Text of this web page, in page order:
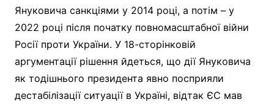
Януковича санкціями у 2014 році, а потім – у
2022 році після початку повномасштабної війни
Росії проти України. У 18-сторінковій
аргументації рішення йдеться, що дії Януковича
як тодішнього президента явно посприяли
дестабілізації ситуації в Україні, відтак ЄС мав